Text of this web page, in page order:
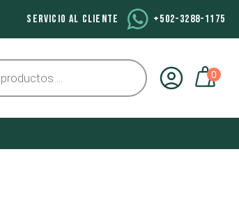
SERVICIO AL CLIENTE +502-3288-1175